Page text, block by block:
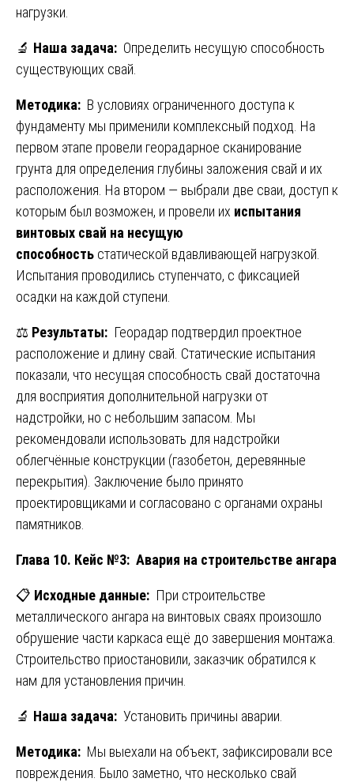
нагрузки.
🔬 Наша задача: Определить несущую способность
существующих свай.
Методика: В условиях ограниченного доступа к
фундаменту мы применили комплексный подход. На
первом этапе провели георадарное сканирование
грунта для определения глубины заложения свай и их
расположения. На втором — выбрали две сваи, доступ к
которым был возможен, и провели их испытания
винтовых свай на несущую
способность статической вдавливающей нагрузкой.
Испытания проводились ступенчато, с фиксацией
осадки на каждой ступени.
⚖️ Результаты: Георадар подтвердил проектное
расположение и длину свай. Статические испытания
показали, что несущая способность свай достаточна
для восприятия дополнительной нагрузки от
надстройки, но с небольшим запасом. Мы
рекомендовали использовать для надстройки
облегчённые конструкции (газобетон, деревянные
перекрытия). Заключение было принято
проектировщиками и согласовано с органами охраны
памятников.
Глава 10. Кейс №3: Авария на строительстве ангара
📋 Исходные данные: При строительстве
металлического ангара на винтовых сваях произошло
обрушение части каркаса ещё до завершения монтажа.
Строительство приостановили, заказчик обратился к
нам для установления причин.
🔬 Наша задача: Установить причины аварии.
Методика: Мы выехали на объект, зафиксировали все
повреждения. Было заметно, что несколько свай